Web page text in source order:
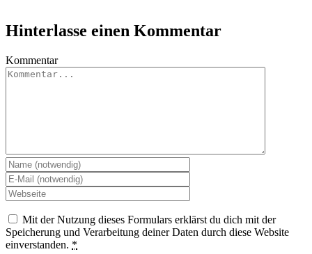
Hinterlasse einen Kommentar
Kommentar
Mit der Nutzung dieses Formulars erklärst du dich mit der
Speicherung und Verarbeitung deiner Daten durch diese Website
einverstanden. *